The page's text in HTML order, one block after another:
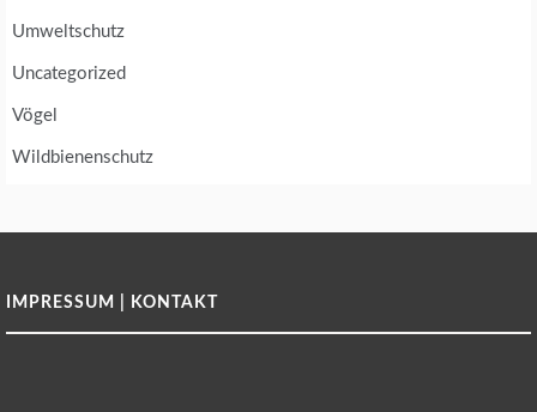
Umweltschutz
Uncategorized
Vögel
Wildbienenschutz
IMPRESSUM | KONTAKT